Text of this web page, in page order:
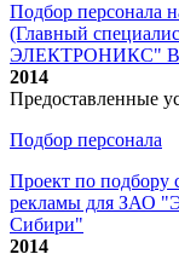
Подбор персонала
(Главный
ЭЛЕКТРОНИКС"
2014
Предоставленные
Подбор персонала
Проект по подбору
рекламы для ЗАО
Сибири"
2014